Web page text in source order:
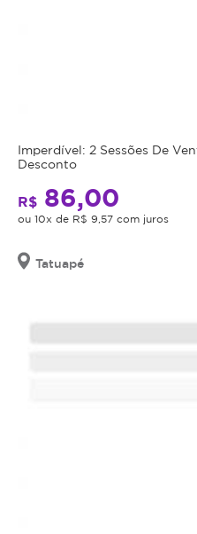
Imperdível: 2 Sessões De
Desconto
R$ 86,00
ou 10x de R$ 9,57 com juros
Tatuapé